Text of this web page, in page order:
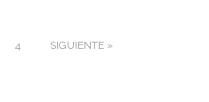
4 SIGUIENTE